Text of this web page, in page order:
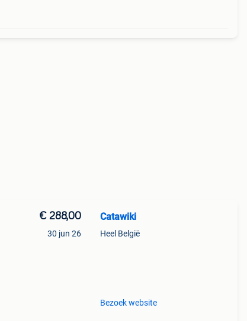
€ 288,00
30 jun 26
Catawiki
Heel België
Bezoek website